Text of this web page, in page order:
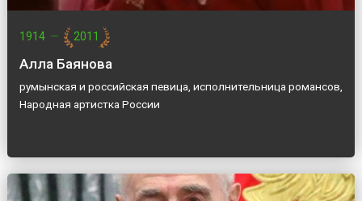
1914 — 2011
Алла Баянова
румынская и российская певица, исполнительница романсов,
Народная артистка России